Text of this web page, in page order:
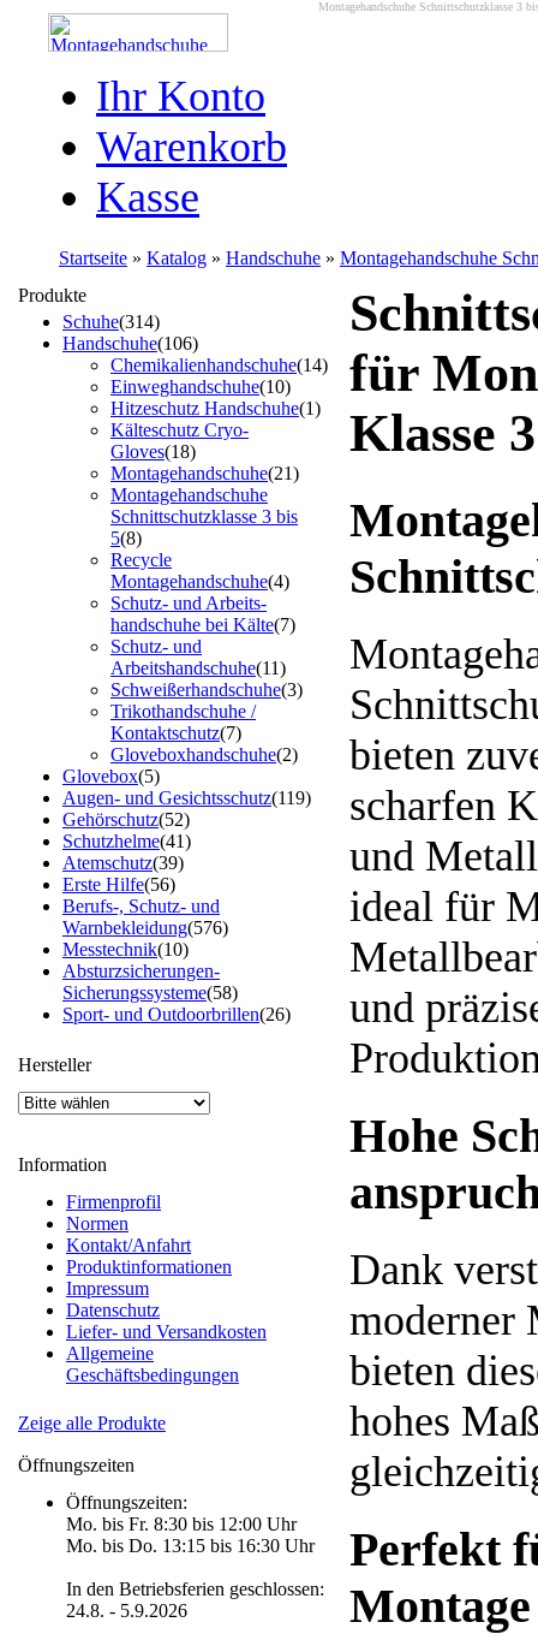
Montagehandschuhe Schnittschutzklasse 3
Ihr Konto
Warenkorb
Kasse
Startseite » Katalog » Handschuhe » Montagehandschuhe
Produkte
Schuhe(314)
Handschuhe(106)
Chemikalienhandschuhe(14)
Einweghandschuhe(10)
Hitzeschutz Handschuhe(1)
Kälteschutz Cryo-
Gloves(18)
Montagehandschuhe(21)
Montagehandschuhe
Schnittschutzklasse 3 bis
5(8)
Recycle
Montagehandschuhe(4)
Schutz- und Arbeits-
handschuhe bei Kälte(7)
Schutz- und
Arbeitshandschuhe(11)
Schweißerhandschuhe(3)
Trikothandschuhe /
Kontaktschutz(7)
Gloveboxhandschuhe(2)
Glovebox(5)
Augen- und Gesichtsschutz(119)
Gehörschutz(52)
Schutzhelme(41)
Atemschutz(39)
Erste Hilfe(56)
Berufs-, Schutz- und
Warnbekleidung(576)
Messtechnik(10)
Absturzsicherungen-
Sicherungssysteme(58)
Sport- und Outdoorbrillen(26)
Hersteller
Information
Firmenprofil
Normen
Kontakt/Anfahrt
Produktinformationen
Impressum
Datenschutz
Liefer- und Versandkosten
Allgemeine
Geschäftsbedingungen
Zeige alle Produkte
Öffnungszeiten
Öffnungszeiten:
Mo. bis Fr. 8:30 bis 12:00 Uhr
Mo. bis Do. 13:15 bis 16:30 Uhr
In den Betriebsferien geschlossen:
24.8. - 5.9.2026
für
Klasse
bieten
scharfen
und
ideal für
und
Hohe
Dank
moderner
bieten
hohes
Perfekt
Montage